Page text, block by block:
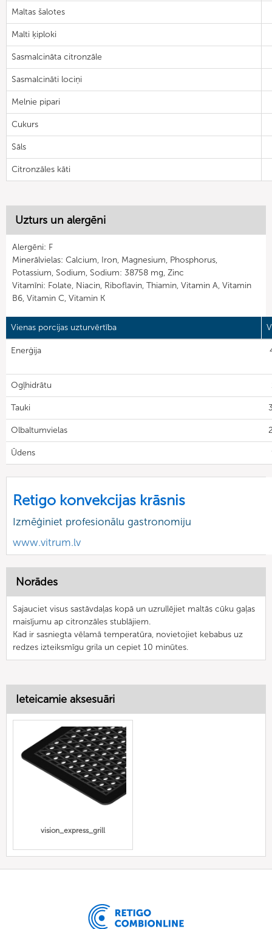
Maltas šalotes
Malti ķiploki
Sasmalcināta citronzāle
Sasmalcināti lociņi
Melnie pipari
Cukurs
Sāls
Citronzāles kāti
Uzturs un alergēni
Alergēni: F
Minerālvielas: Calcium, Iron, Magnesium, Phosphorus,
Potassium, Sodium, Sodium: 38758 mg, Zinc
Vitamīni: Folate, Niacin, Riboflavin, Thiamin, Vitamin A, Vitamin
B6, Vitamin C, Vitamin K
Vienas porcijas uzturvērtība
Enerģija
Ogļhidrātu
Tauki
Olbaltumvielas
Ūdens
Retigo konvekcijas krāsnis
Izmēģiniet profesionālu gastronomiju
www.vitrum.lv
Norādes
Sajauciet visus sastāvdaļas kopā un uzrullējiet maltās cūku gaļas
maisījumu ap citronzāles stublājiem.
Kad ir sasniegta vēlamā temperatūra, novietojiet kebabus uz
redzes izteiksmīgu grila un cepiet 10 minūtes.
Ieteicamie aksesuāri
vision_express_grill